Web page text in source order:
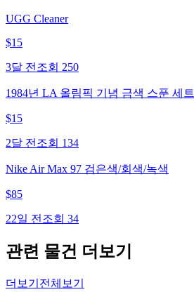
UGG Cleaner
$15
3달 전 조회 250
1984년 LA 올림픽 기념 금색 스푼 세트
$15
2달 전 조회 134
Nike Air Max 97 검은색/회색/녹색
$85
22일 전 조회 34
관련 물건 더보기
더보기 전체보기